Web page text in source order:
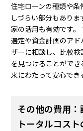
住宅ローンの種類や
しづらい部分もあり
家の活用も有効です
選定や資金計画のア
ザーに相談し、比較
を見つけることがで
来にわたって安心でき
その他の費用
トータルコス